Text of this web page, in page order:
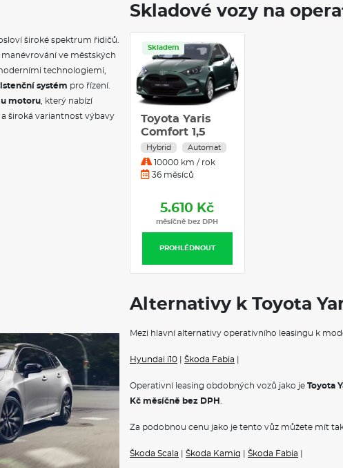
Proaktivní bezpečnostní systém
Asistent jízdního pruhu
Asistent rozjezdu do kopce
Dešťový senzor
Infotaiment
Toyota Touch 3 9"
USB připojení
USB-C
Bluetooth
Propojení telefonu a infotaimentu
Automatické přepínání dálkových světlometů
Tempomat
inteligentní s funkcí Stop&Go
Rozpoznání dopravních značek
vyhřívaná, elektricky ovládaná
Středová loketní opěrka
Vnitřní zpětné zrcátko
s automatickou clonou
Zadní sedadla
Digital Cockpit
7"
volant, hlavice řadící páky, hlavice parkovací
volbou mezi řidiči hledajícími kombinaci
široké spektrum řidičů.
manévrování ve městských
technologiemi,
systém pro řízení.
motoru , který nabízí
široká variantnost výbavy
Skladové vozy na
Skladem
Toyota Yaris
Comfort 1,5
Hybrid Automat
10000 km / rok
36 měsíců
PROHLÉDNOUT
5.610 Kč
měsíčně bez DPH
Alternativy k Toyota
Mezi hlavní alternativy operativního leasingu k
Hyundai i10 Škoda Fabia
Operativní leasing obdobných vozů jako je Toyota
Kč měsíčně bez DPH
Za podobnou cenu jako je tento vůz můžete mít
Škoda Scala Škoda Kamiq Škoda Fabia